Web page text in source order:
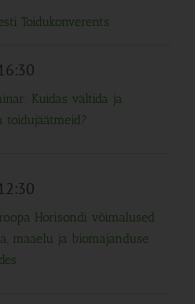
Toidukonverents
Kuidas vältida ja
toidujäätmeid?
Horisondi võimalused
maaelu ja biomajanduse